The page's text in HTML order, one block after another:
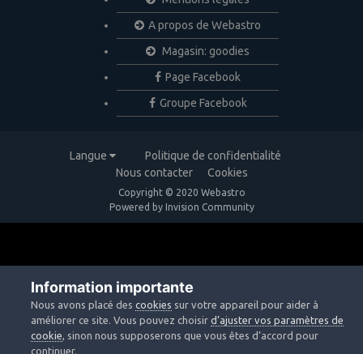
A propos de Webastro
Magasin: goodies
Page Facebook
Groupe Facebook
Langue
Politique de confidentialité
Nous contacter
Cookies
Copyright © 2020 Webastro
Powered by Invision Community
Information importante
Nous avons placé descookies sur votre appareil pour aider à
améliorer ce site. Vous pouvez choisird’ajuster vos paramètres de
cookie, sinon nous supposerons que vous êtes d’accord pour
continuer.